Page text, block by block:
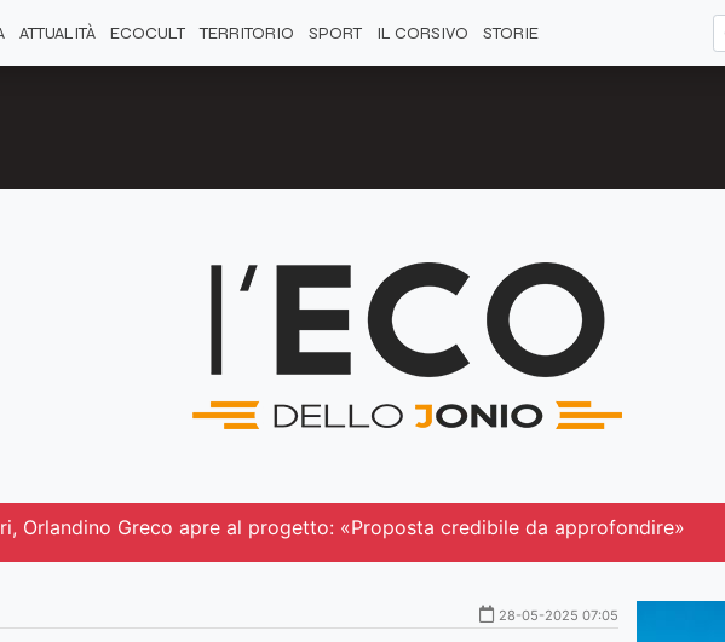
ATTUALITÀ ECOCULT TERRITORIO SPORT IL CORSIVO STORIE
Orlandino Greco apre al progetto: «Proposta credibile da approfondire»
28-05-2025 07:05